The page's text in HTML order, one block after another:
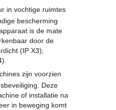
in vochtige ruimtes
bescherming
is de mate
door de
(IP X3);
zijn voorzien
Deze
of installatie na
in beweging komt